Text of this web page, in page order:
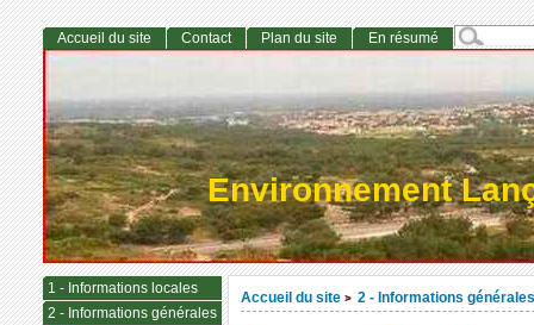
Environnement
Accueil du site > 2 - Informations générales
Accueil du site Contact Plan du site En résumé
1 - Informations locales
2 - Informations générales